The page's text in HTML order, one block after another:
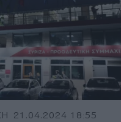
21.04.2024 18:55